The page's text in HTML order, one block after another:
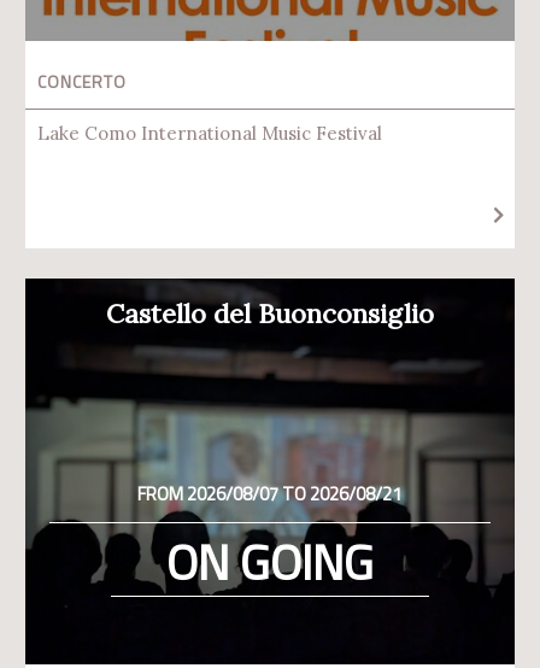
CONCERTO
Lake Como International Music Festival
Castello del Buonconsiglio
FROM 2026/08/07 TO 2026/08/21
ON GOING